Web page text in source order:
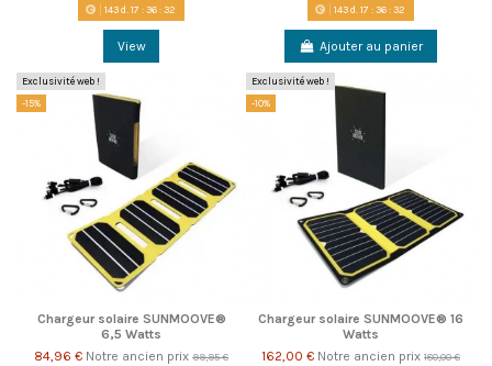
143d. 17 :36:31
View
143d. 17 :36:31
Ajouter au panier
Exclusivité web !
-15%
Chargeur solaire SUNMOOVE®
6,5 Watts
84,96 € Notre ancien prix 99,95 €
Exclusivité web !
-10%
Chargeur solaire SUNMOOVE® 16
Watts
162,00 € Notre ancien prix 180,00 €